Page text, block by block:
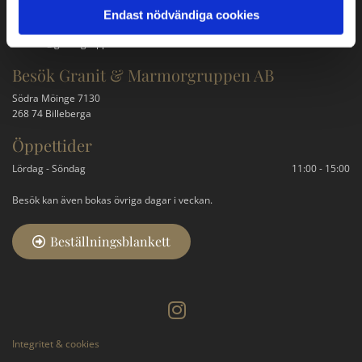
Endast nödvändiga cookies
Besök Granit & Marmorgruppen AB
Södra Möinge 7130
268 74 Billeberga
Öppettider
Lördag - Söndag 11:00 - 15:00
Besök kan även bokas övriga dagar i veckan.
Beställningsblankett
Integritet & cookies